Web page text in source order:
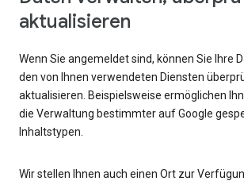
aktualisieren
Wenn Sie angemeldet sind, können Sie Ihre
den von Ihnen verwendeten Diensten
aktualisieren. Beispielsweise ermöglichen
die Verwaltung bestimmter auf Google
Inhaltstypen.
Wir stellen Ihnen auch einen Ort zur